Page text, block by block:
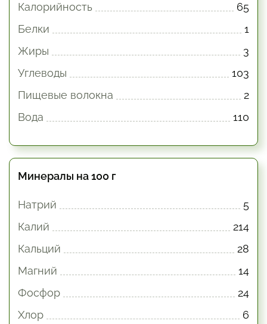
Калорийность
65
Белки
1
Жиры
3
Углеводы
103
Пищевые волокна
2
Вода
110
Минералы на 100 г
Натрий
5
Калий
214
Кальций
28
Магний
14
Фосфор
24
Хлор
6